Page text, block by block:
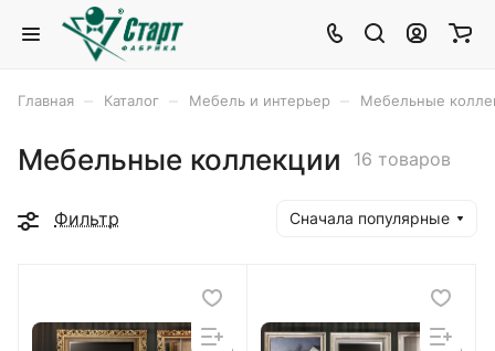
Главная Каталог Мебель и интерьер Мебельные
Мебельные коллекции 16 товаров
Фильтр Сначала популярные